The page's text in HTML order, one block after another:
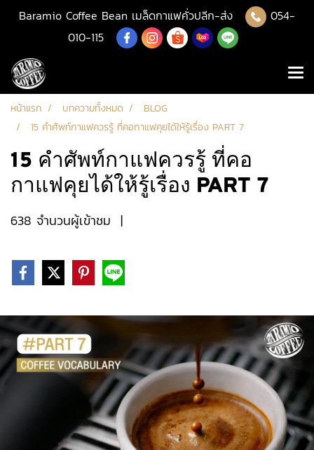
Baramio Coffee Bean เมล็ดกาแฟคั่วปลีก-ส่ง
054-
010-115
หน้าแรก บทความทั้งหมด
BLOG
15 คำศัพท์กาแฟควรรู้ ที่คอกาแฟคุยได้ให้รู้เรื่อง PART 7
15 คำศัพท์กาแฟควรรู้ ที่คอ
กาแฟคุยได้ให้รู้เรื่อง PART 7
638 จำนวนผู้เข้าชม |